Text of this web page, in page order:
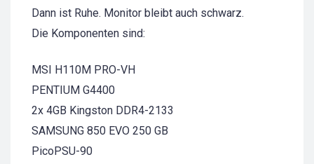
Dann ist Ruhe. Monitor bleibt auch schwarz.
Die Komponenten sind:
MSI H110M PRO-VH
PENTIUM G4400
2x 4GB Kingston DDR4-2133
SAMSUNG 850 EVO 250 GB
PicoPSU-90